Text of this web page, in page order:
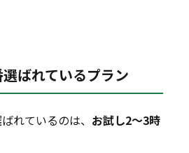
ばれているプラン
れているのは、 お試し2～3時